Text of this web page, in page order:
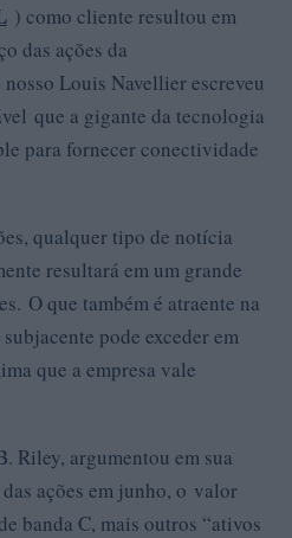
) como cliente resultou em
das ações da
Louis Navellier escreveu
que a gigante da tecnologia
para fornecer conectividade
qualquer tipo de notícia
resultará em um grande
O que também é atraente na
pode exceder em
que a empresa vale
Riley, argumentou em sua
ações em junho, o valor
banda C, mais outros “ativos